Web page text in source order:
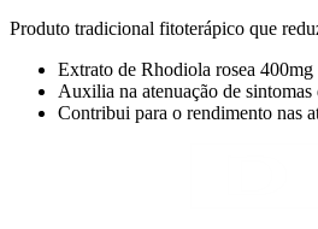
Produto tradicional fitoterápico que
Extrato de Rhodiola rosea 400mg
Auxilia na atenuação de
Contribui para o rendimento nas